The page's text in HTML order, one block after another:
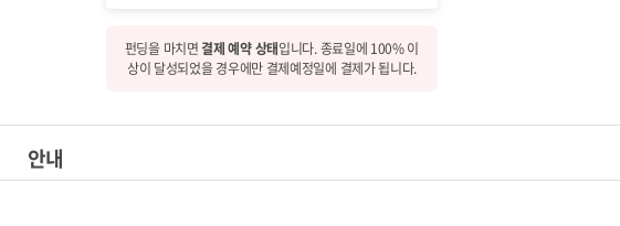
펀딩을 마치면결제 예약 상태입니다. 종료일에 100% 이
상이 달성되었을 경우에만 결제예정일에 결제가 됩니다.
안내